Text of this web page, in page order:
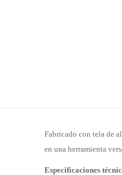
Fabricado con tela de
en una herramienta
Especificaciones